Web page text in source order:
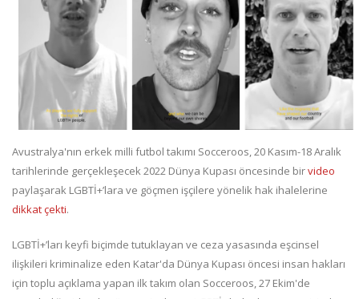
Avustralya'nın erkek milli futbol takımı Socceroos, 20 Kasım-18 Aralık
tarihlerinde gerçekleşecek 2022 Dünya Kupası öncesinde birvideo
paylaşarak LGBTİ+’lara ve göçmen işçilere yönelik hak ihalelerine
dikkat çekti.
LGBTİ+’ları keyfi biçimde tutuklayan ve ceza yasasında eşcinsel
ilişkileri kriminalize eden Katar'da Dünya Kupası öncesi insan hakları
için toplu açıklama yapan ilk takım olan Socceroos, 27 Ekim'de